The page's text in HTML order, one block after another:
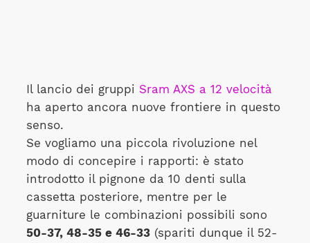
Il lancio dei gruppi Sram AXS a 12 velocità
ha aperto ancora nuove frontiere in questo
senso.
Se vogliamo una piccola rivoluzione nel
modo di concepire i rapporti: è stato
introdotto il pignone da 10 denti sulla
cassetta posteriore, mentre per le
guarniture le combinazioni possibili sono
50-37, 48-35 e 46-33(spariti dunque il 52-